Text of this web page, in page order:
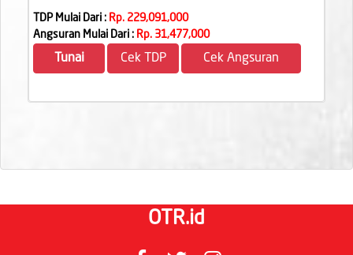
TDP Mulai Dari : Rp. 229,091,000
Angsuran Mulai Dari : Rp. 31,477,000
Tunai Cek TDP Cek Angsuran
OTR.id